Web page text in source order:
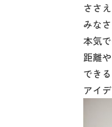
ささ
みな
本気
距離
でき
アイ